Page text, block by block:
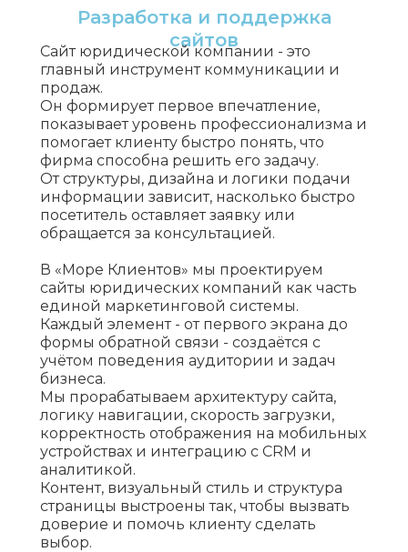
Разработка и поддержка
сайтов
Сайт юридической компании - это
главный инструмент коммуникации и
продаж.
Он формирует первое впечатление,
показывает уровень профессионализма и
помогает клиенту быстро понять, что
фирма способна решить его задачу.
От структуры, дизайна и логики подачи
информации зависит, насколько быстро
посетитель оставляет заявку или
обращается за консультацией.
В «Море Клиентов» мы проектируем
сайты юридических компаний как часть
единой маркетинговой системы.
Каждый элемент - от первого экрана до
формы обратной связи - создаётся с
учётом поведения аудитории и задач
бизнеса.
Мы прорабатываем архитектуру сайта,
логику навигации, скорость загрузки,
корректность отображения на мобильных
устройствах и интеграцию с CRM и
аналитикой.
Контент, визуальный стиль и структура
страницы выстроены так, чтобы вызвать
доверие и помочь клиенту сделать
выбор.